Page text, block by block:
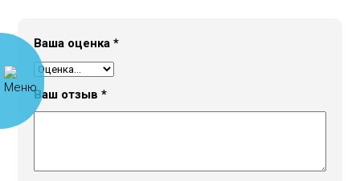
Ваша оценка*
Ваш отзыв*